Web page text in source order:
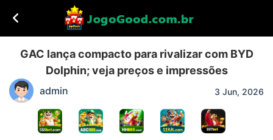
GAC lança compacto para rivalizar com BYD
Dolphin; veja preços e impressões
admin 3 Jun, 2026